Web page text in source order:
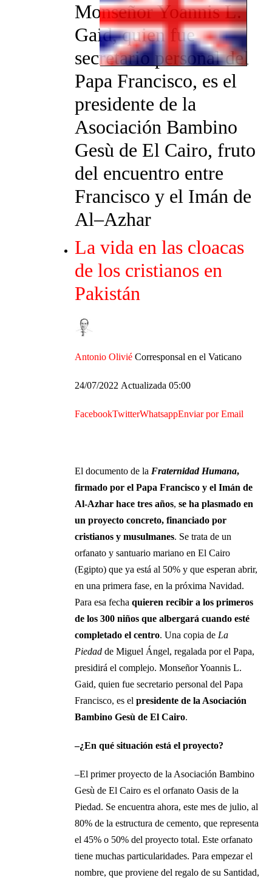
Monseñor Yoannis L.
Gaid, quien fue
secretario personal del
Papa Francisco, es el
presidente de la
Asociación Bambino
Gesù de El Cairo, fruto
del encuentro entre
Francisco y el Imán de
Al–Azhar
​La vida en las cloacas
de los cristianos en
Pakistán
Antonio Olivié Corresponsal en el Vaticano
24/07/2022 Actualizada 05:00
FacebookTwitterWhatsappEnviar por Email
El documento de la Fraternidad Humana,
firmado por el Papa Francisco y el Imán de
Al-Azhar hace tres años, se ha plasmado en
un proyecto concreto, financiado por
cristianos y musulmanes. Se trata de un
orfanato y santuario mariano en El Cairo
(Egipto) que ya está al 50% y que esperan abrir,
en una primera fase, en la próxima Navidad.
Para esa fechaquieren recibir a los primeros
de los 300 niños que albergará cuando esté
completado el centro. Una copia de La
Piedad de Miguel Ángel, regalada por el Papa,
presidirá el complejo. Monseñor Yoannis L.
Gaid, quien fue secretario personal del Papa
Francisco, es elpresidente de la Asociación
Bambino Gesù de El Cairo.
–¿En qué situación está el proyecto?
–El primer proyecto de la Asociación Bambino
Gesù de El Cairo es el orfanato Oasis de la
Piedad. Se encuentra ahora, este mes de julio, al
80% de la estructura de cemento, que representa
el 45% o 50% del proyecto total. Este orfanato
tiene muchas particularidades. Para empezar el
nombre, que proviene del regalo de su Santidad,